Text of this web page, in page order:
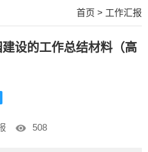
首页 > 工作汇报
设的工作总结材料（高
508